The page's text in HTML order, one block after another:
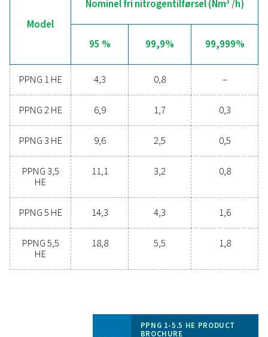
PPNG 1-5,5 HE har en intuitiv berøringsfølsom
giver brugerne et klart overblik over systemstatus,
og vedligeholdelseskrav med et enkelt blik. Alarmer i
hjælper med at forhindre problemer, før de eskalerer,
avancerede styreenhed tilbyder nem konfiguration, der
forskellige overvågningsbehov. For ekstra
understøtter systemet fjernovervågning, så
spore og styre ydeevnen hvor som helst, hvilket sikrer
pålidelig nitrogenproduktion
Udnyt fordelene ved
nitrogengenerering på
Overvejer du at skifte fra at købe nitrogen på
producere nitrogen på stedet? Valget er
præcis renhedskontrol, lavere
forbedret sikkerhed og eliminering af logistiske